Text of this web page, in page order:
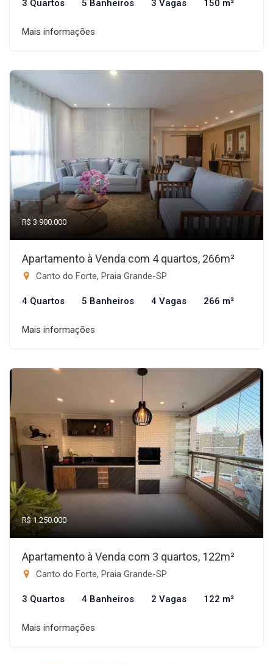
3 Quartos 5 Banheiros 3 Vagas 150 m²
Mais informações
R$ 3.900.000
Apartamento à Venda com 4 quartos, 266m²
Canto do Forte, Praia Grande-SP
4 Quartos 5 Banheiros 4 Vagas 266 m²
Mais informações
R$ 1.250.000
Apartamento à Venda com 3 quartos, 122m²
Canto do Forte, Praia Grande-SP
3 Quartos 4 Banheiros 2 Vagas 122 m²
Mais informações